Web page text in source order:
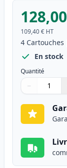
109,40 € HT
4 Cartouches
En stock
Quantité
Quantité
Utilisez les
−
Quantité